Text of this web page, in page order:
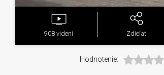
908videní Zdieľať
Hodnotenie: